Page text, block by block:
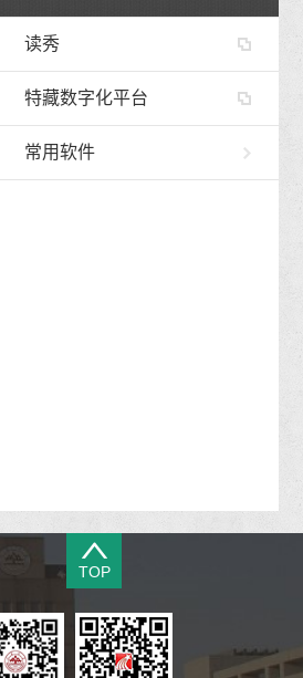
读秀
特藏数字化平台
常用软件
TOP